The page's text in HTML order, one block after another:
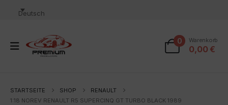
Deutsch
0 Warenkorb
0,00 €
STARTSEITE SHOP
RENAULT
1:18 NOREV RENAULT R5 SUPERCINQ GT TURBO BLACK 1989